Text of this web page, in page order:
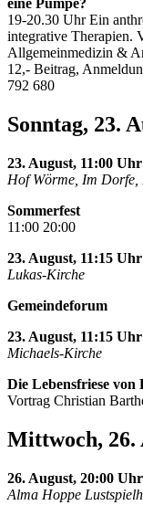
19-20.30 Uhr Ein
integrative Therapien.
Allgemeinmedizin &
12,- Beitrag,
792 680
Sonntag, 23.
23. August, 11:00 Uhr
Hof Wörme, Im Dorfe,
Sommerfest
11:00 20:00
23. August, 11:15 Uhr
Lukas-Kirche
Gemeindeforum
23. August, 11:15 Uhr
Michaels-Kirche
Die Lebensfriese
Vortrag Christian
Mittwoch, 26.
26. August, 20:00 Uhr
Alma Hoppe